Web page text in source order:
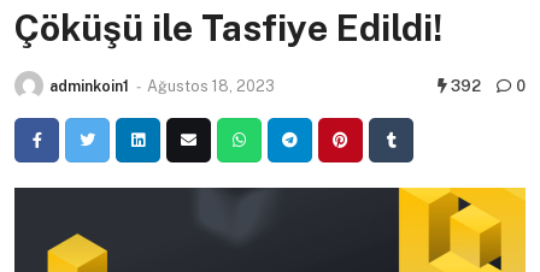
Çöküşü ile Tasfiye Edildi!
adminkoin1 - Ağustos 18, 2023 392 0